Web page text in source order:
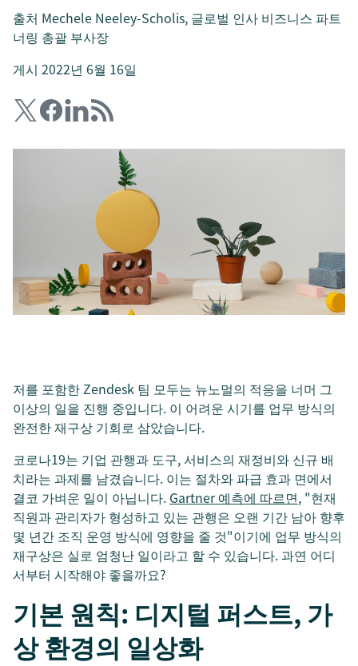
출처 Mechele Neeley-Scholis, 글로벌 인사 비즈니스 파트
너링 총괄 부사장
게시 2022년 6월 16일
저를 포함한 Zendesk 팀 모두는 뉴노멀의 적응을 너머 그
이상의 일을 진행 중입니다. 이 어려운 시기를 업무 방식의
완전한 재구상 기회로 삼았습니다.
코로나19는 기업 관행과 도구, 서비스의 재정비와 신규 배
치라는 과제를 남겼습니다. 이는 절차와 파급 효과 면에서
결코 가벼운 일이 아닙니다. Gartner 예측에 따르면, "현재
직원과 관리자가 형성하고 있는 관행은 오랜 기간 남아 향후
몇 년간 조직 운영 방식에 영향을 줄 것"이기에 업무 방식의
재구상은 실로 엄청난 일이라고 할 수 있습니다. 과연 어디
서부터 시작해야 좋을까요?
기본 원칙: 디지털 퍼스트, 가
상 환경의 일상화